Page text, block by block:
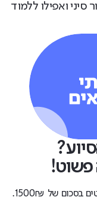
סיני ואפילו ללמוד
פשוט!